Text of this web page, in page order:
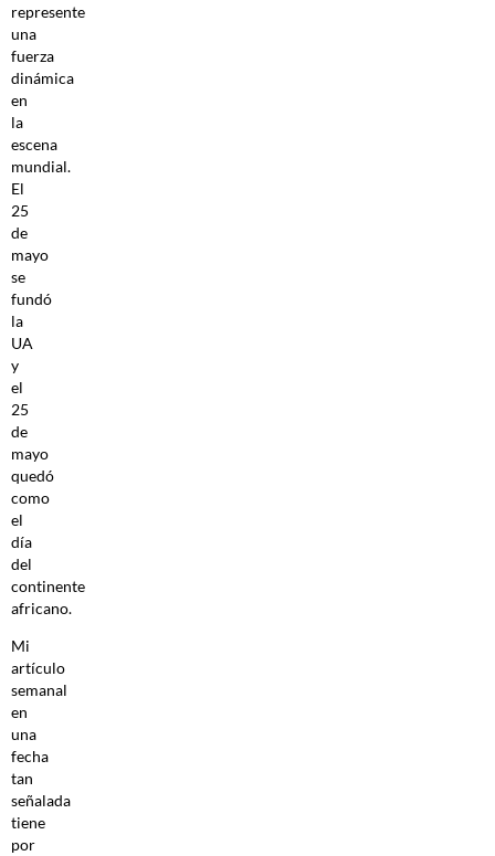
represente
una
fuerza
dinámica
en
la
escena
mundial.
El
25
de
mayo
se
fundó
la
UA
y
el
25
de
mayo
quedó
como
el
día
del
continente
africano.
Mi
artículo
semanal
en
una
fecha
tan
señalada
tiene
por